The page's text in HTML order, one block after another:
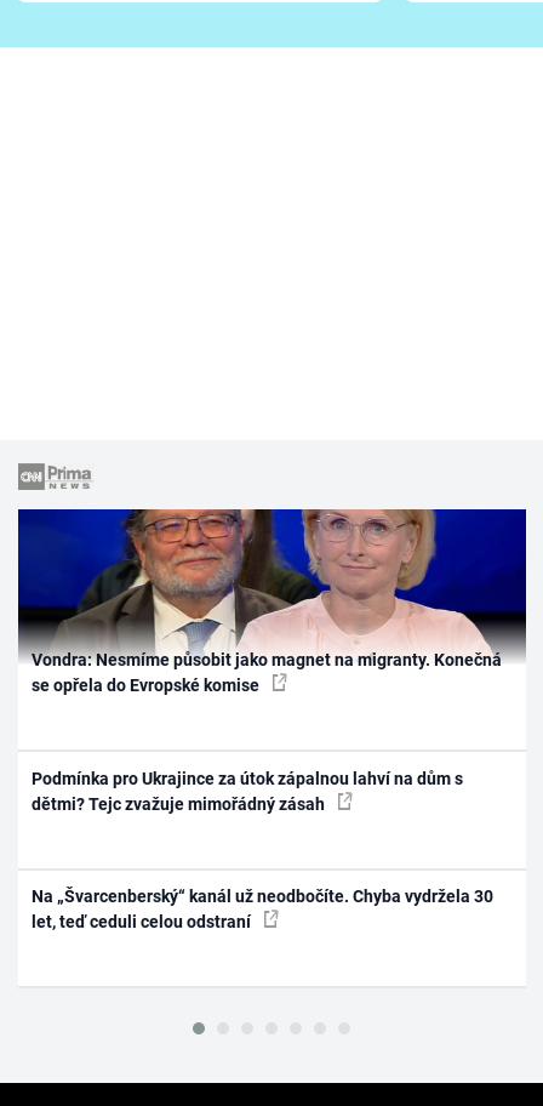
Vondra: Nesmíme působit jako magnet na migranty. Konečná
se opřela do Evropské komise
Podmínka pro Ukrajince za útok zápalnou lahví na dům s
dětmi? Tejc zvažuje mimořádný zásah
Na „Švarcenberský“ kanál už neodbočíte. Chyba vydržela 30
let, teď ceduli celou odstraní